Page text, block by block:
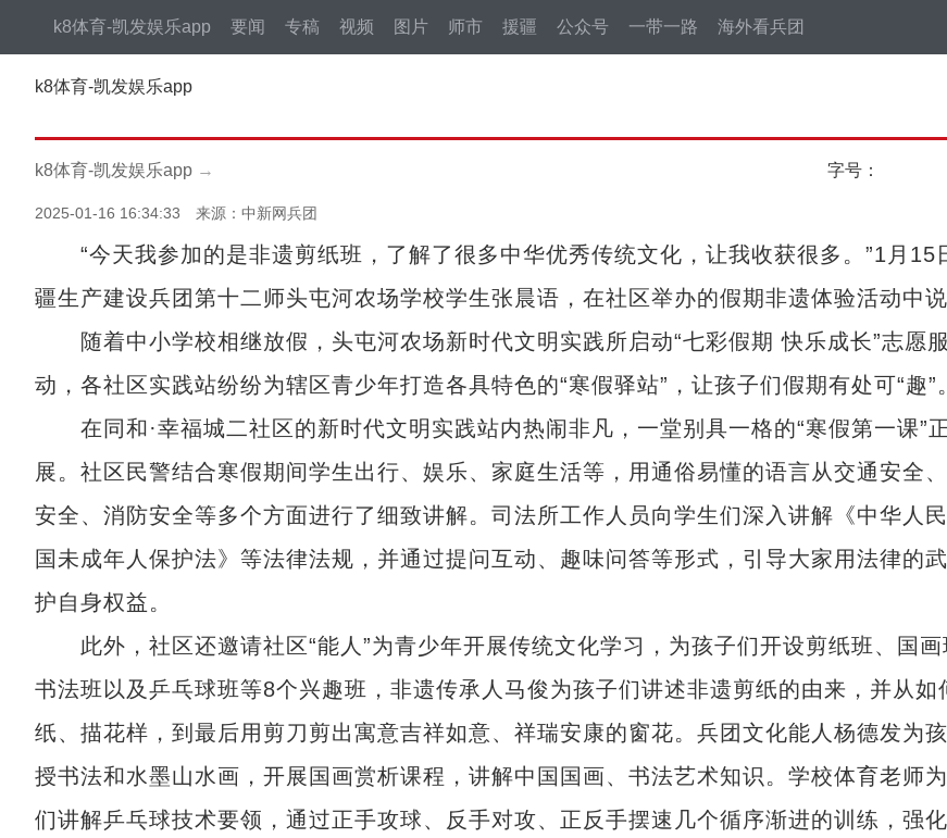
k8体育-凯发娱乐app 要闻 专稿 视频 图片 师市 援疆 公众号 一带一路 海外看兵团
k8体育-凯发娱乐app
k8体育-凯发娱乐app → 字号：
2025-01-16 16:34:33 来源：中新网兵团
“今天我参加的是非遗剪纸班，了解了很多中华优秀传统文化，让我收获很多。”1月15
疆生产建设兵团第十二师头屯河农场学校学生张晨语，在社区举办的假期非遗体验活动中说
随着中小学校相继放假，头屯河农场新时代文明实践所启动“七彩假期 快乐成长”志愿
动，各社区实践站纷纷为辖区青少年打造各具特色的“寒假驿站”，让孩子们假期有处可“趣”。
在同和·幸福城二社区的新时代文明实践站内热闹非凡，一堂别具一格的“寒假第一课”
展。社区民警结合寒假期间学生出行、娱乐、家庭生活等，用通俗易懂的语言从交通安全
安全、消防安全等多个方面进行了细致讲解。司法所工作人员向学生们深入讲解《中华人
国未成年人保护法》等法律法规，并通过提问互动、趣味问答等形式，引导大家用法律的
护自身权益。
此外，社区还邀请社区“能人”为青少年开展传统文化学习，为孩子们开设剪纸班、国画
书法班以及乒乓球班等8个兴趣班，非遗传承人马俊为孩子们讲述非遗剪纸的由来，并从如
纸、描花样，到最后用剪刀剪出寓意吉祥如意、祥瑞安康的窗花。兵团文化能人杨德发为
授书法和水墨山水画，开展国画赏析课程，讲解中国国画、书法艺术知识。学校体育老师
们讲解乒乓球技术要领，通过正手攻球、反手对攻、正反手摆速几个循序渐进的训练，强